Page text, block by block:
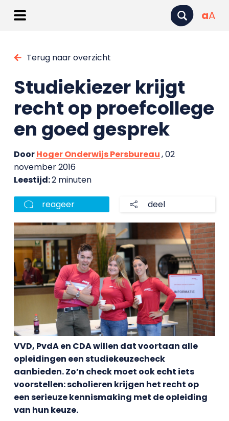
aA
Terug naar overzicht
Studiekiezer krijgt
recht op proefcollege
en goed gesprek
DoorHoger Onderwijs Persbureau, 02
november 2016
Leestijd:2 minuten
reageer deel
VVD, PvdA en CDA willen dat voortaan alle
opleidingen een studiekeuzecheck
aanbieden. Zo’n check moet ook echt iets
voorstellen: scholieren krijgen het recht op
een serieuze kennismaking met de opleiding
van hun keuze.